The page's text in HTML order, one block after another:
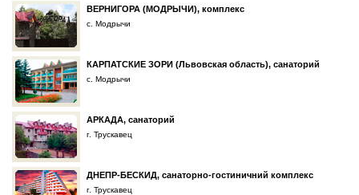
ВЕРНИГОРА (МОДРЫЧИ), комплекс
с. Модрычи
КАРПАТСКИЕ ЗОРИ (Львовская область), санаторий
с. Модрычи
АРКАДА, санаторий
г. Трускавец
ДНЕПР-БЕСКИД, санаторно-гостиничний комплекс
г. Трускавец